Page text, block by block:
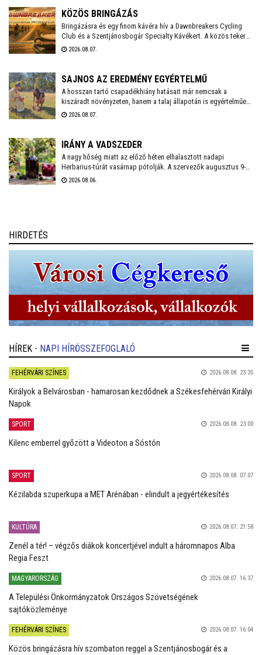
vonultak végig a Fő utcán.
KÖZÖS BRINGÁZÁS
Bringázásra és egy finom kávéra hív a Dawnbreakers Cycling
Club és a Szentjánosbogár Specialty Kávékert. A közös tekerés
augusztus 8-án, szombaton reggel 8.00 órakor indul a Liszt
2026.08.07.
SAJNOS AZ EREDMÉNY EGYÉRTELMŰ
A hosszan tartó csapadékhiány hatásait már nemcsak a
kiszáradt növényzeten, hanem a talaj állapotán is egyértelműen
mérni lehet. A Városgondnokság szakemberei talajnedvesség-
jelenlegi helyzetről.
2026.08.07.
IRÁNY A VADSZEDER
A nagy hőség miatt az előző héten elhalasztott nadapi
Herbarius-túrát vasárnap pótolják. A szervezők augusztus 9-én
várnak mindenkit, aki szívesen csatlakozna a programhoz, hogy
2026.08.06.
HIRDETÉS
HÍREK - NAPI HÍRÖSSZEFOGLALÓ
FEHÉRVÁRI SZÍNES 2026.08.08. 23:35
Királyok a Belvárosban - hamarosan kezdődnek a Székesfehérvári Királyi
Napok
SPORT 2026.08.08. 23:00
Kilenc emberrel győzött a Videoton a Sóstón
SPORT 2026.08.08. 07:07
Kézilabda szuperkupa a MET Arénában - elindult a jegyértékesítés
KULTÚRA 2026.08.07. 21:58
Zenél a tér! – végzős diákok koncertjével indult a háromnapos Alba
Regia Feszt
MAGYARORSZÁG 2026.08.07. 16:37
A Települési Önkormányzatok Országos Szövetségének
sajtóközleménye
FEHÉRVÁRI SZÍNES 2026.08.07. 16:04
Közös bringázásra hív szombaton reggel a Szentjánosbogár és a